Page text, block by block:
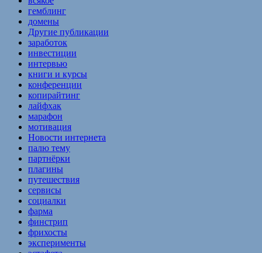
гемблинг
домены
Другие публикации
заработок
инвестиции
интервью
книги и курсы
конференции
копирайтинг
лайфхак
марафон
мотивация
Новости интернета
палю тему
партнёрки
плагины
путешествия
сервисы
социалки
фарма
финстрип
фрихосты
эксперименты